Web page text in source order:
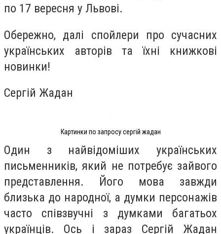
по 17 вересня у Львові.
Обережно, далі спойлери про сучасних
українських авторів та їхні книжкові
новинки!
Сергій Жадан
Картинки по запросу сергій жадан
Один з найвідоміших українських
письменників, який не потребує зайвого
представлення. Його мова завжди
близька до народної, а думки персонажів
часто співзвучні з думками багатьох
українців. Ось і зараз Сергій Жадан